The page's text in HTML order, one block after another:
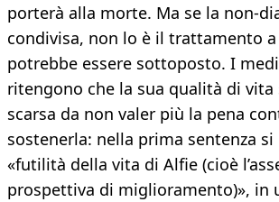
porterà alla morte. Ma se la non-
condivisa, non lo è il trattamento
potrebbe essere sottoposto. I
ritengono che la sua qualità di vita
scarsa da non valer più la pena
sostenerla: nella prima sentenza si
«futilità della vita di Alfie (cioè
prospettiva di miglioramento)», in